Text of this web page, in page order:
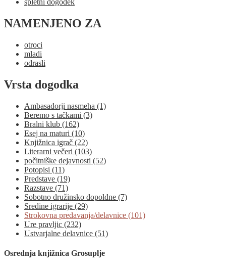
spletni dogodek
NAMENJENO ZA
otroci
mladi
odrasli
Vrsta dogodka
Ambasadorji nasmeha (1)
Beremo s tačkami (3)
Bralni klub (162)
Esej na maturi (10)
Knjižnica igrač (22)
Literarni večeri (103)
počitniške dejavnosti (52)
Potopisi (11)
Predstave (19)
Razstave (71)
Sobotno družinsko dopoldne (7)
Sredine igrarije (29)
Strokovna predavanja/delavnice (101)
Ure pravljic (232)
Ustvarjalne delavnice (51)
Osrednja knjižnica Grosuplje